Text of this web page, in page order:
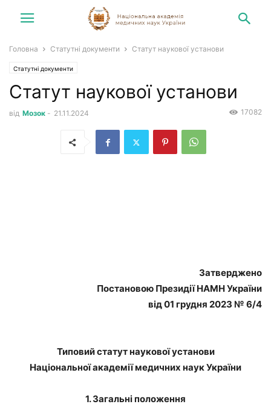
Головна Статутні документи Статут наукової установи
Статутні документи
Статут наукової установи
від Мозок - 21.11.2024 17082
Затверджено
Постановою Президії НАМН України
від 01 грудня 2023 № 6/4
Типовий статут наукової установи
Національної академії медичних наук України
1. Загальні положення